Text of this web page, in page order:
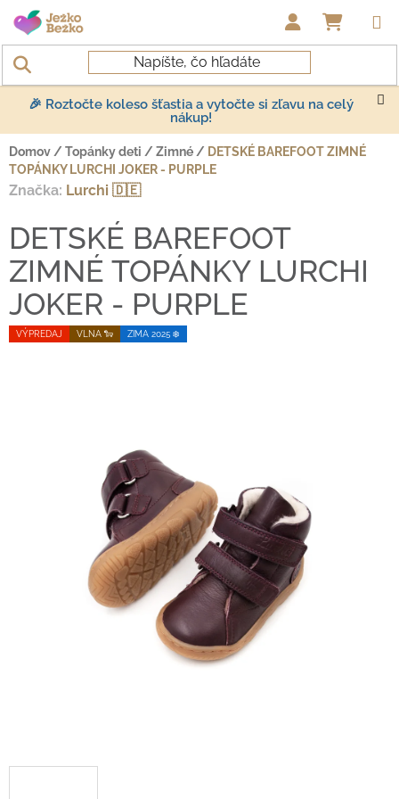
Prejsť na obsah
🎉 Roztočte koleso šťastia a vytočte si zľavu na celý
nákup!
Domov / Topánky deti / Zimné / DETSKÉ BAREFOOT ZIMNÉ
TOPÁNKY LURCHI JOKER - PURPLE
VÝPREDAJ VLNA 🐑 ZIMA 2025 ❄️
DETSKÉ BAREFOOT
ZIMNÉ TOPÁNKY LURCHI
JOKER - PURPLE
Značka: Lurchi 🇩🇪